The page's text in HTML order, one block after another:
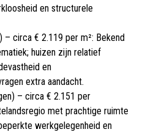
en structurele
– circa € 2.119 per m²: Bekend
huizen zijn relatief
en
extra aandacht.
– circa € 2.151 per
met prachtige ruimte
werkgelegenheid en